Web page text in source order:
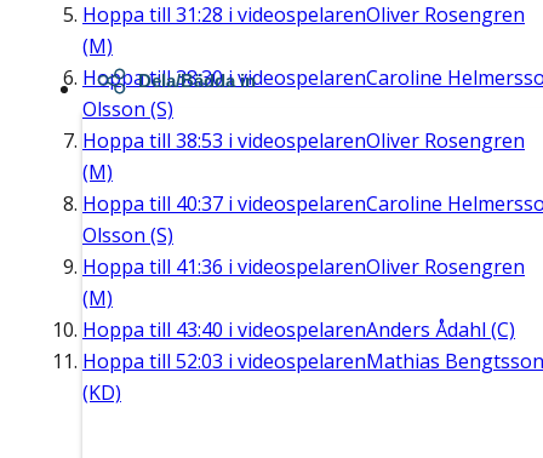
Hoppa till 31:28 i videospelarenOliver Rosengren
(M)
Hoppa till38:30i videospelarenCaroline
Olsson (S)
Hoppa till 38:53 i videospelarenOliver Rosengren
(M)
Hoppa till 40:37 i videospelarenCaroline
Olsson (S)
Hoppa till 41:36 i videospelarenOliver Rosengren
(M)
Hoppa till 43:40 i videospelarenAnders Ådahl (C)
Hoppa till 52:03 i videospelarenMathias Bengtsson
(KD)
Dela/Bädda in